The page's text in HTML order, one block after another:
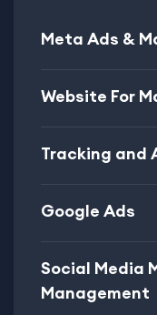
Meta Ads &
Website For
Tracking and
Google Ads
Social Media
Management